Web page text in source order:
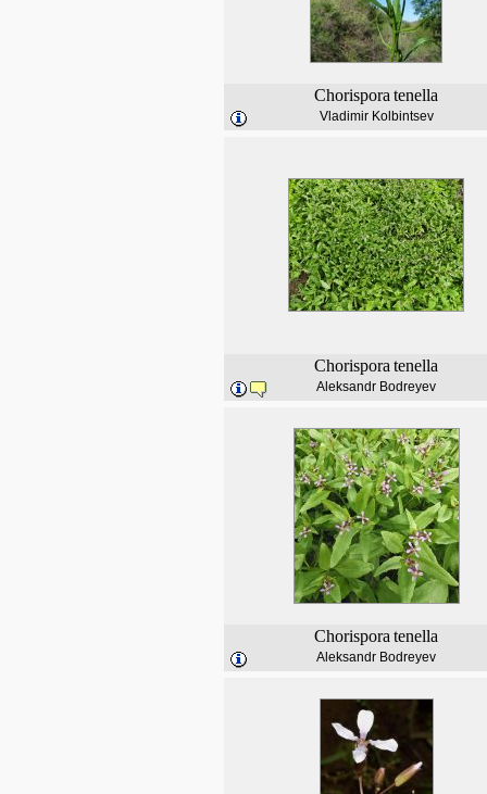
Chorispora tenella
Vladimir Kolbintsev
Chorispora tenella
Aleksandr Bodreyev
Chorispora tenella
Aleksandr Bodreyev